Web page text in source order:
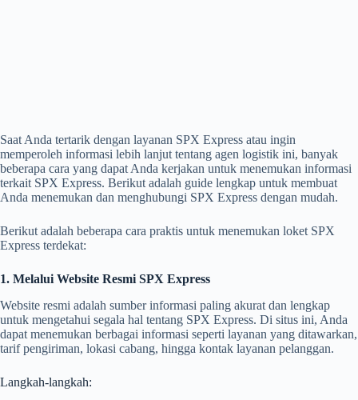
Saat Anda tertarik dengan layanan SPX Express atau ingin
memperoleh informasi lebih lanjut tentang agen logistik ini, banyak
beberapa cara yang dapat Anda kerjakan untuk menemukan informasi
terkait SPX Express. Berikut adalah guide lengkap untuk membuat
Anda menemukan dan menghubungi SPX Express dengan mudah.
Berikut adalah beberapa cara praktis untuk menemukan loket SPX
Express terdekat:
1. Melalui Website Resmi SPX Express
Website resmi adalah sumber informasi paling akurat dan lengkap
untuk mengetahui segala hal tentang SPX Express. Di situs ini, Anda
dapat menemukan berbagai informasi seperti layanan yang ditawarkan,
tarif pengiriman, lokasi cabang, hingga kontak layanan pelanggan.
Langkah-langkah: